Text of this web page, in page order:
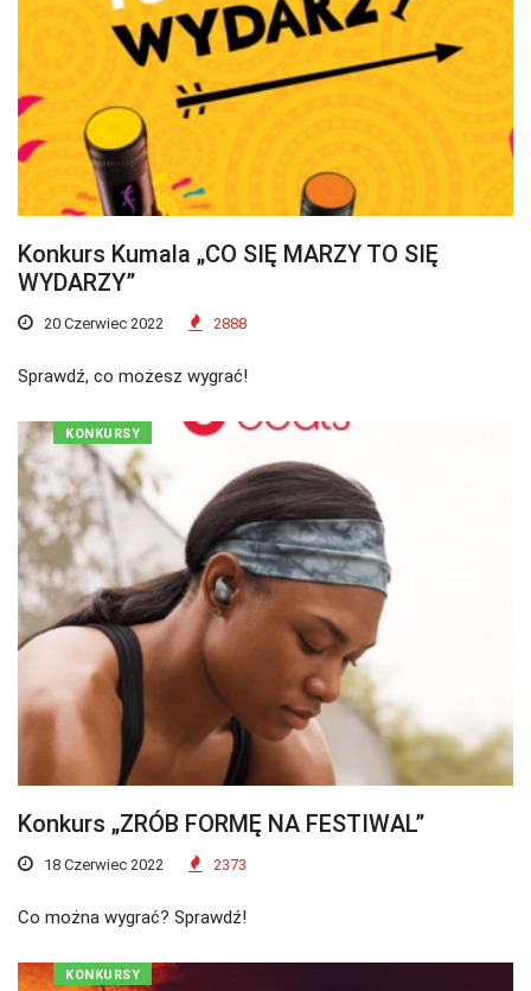
Konkurs Kumala „CO SIĘ MARZY TO SIĘ
WYDARZY”
20 Czerwiec 2022 2888
Sprawdź, co możesz wygrać!
KONKURSY
Konkurs „ZRÓB FORMĘ NA FESTIWAL”
18 Czerwiec 2022 2373
Co można wygrać? Sprawdź!
KONKURSY